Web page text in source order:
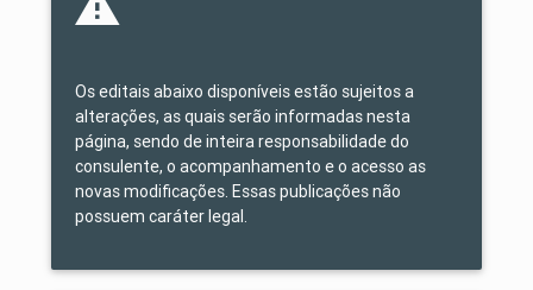
Os editais abaixo disponíveis estão sujeitos a
alterações, as quais serão informadas nesta
página, sendo de inteira responsabilidade do
consulente, o acompanhamento e o acesso as
novas modificações. Essas publicações não
possuem caráter legal.